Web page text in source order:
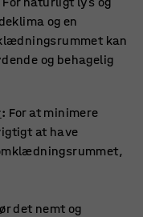
og en
kan
og behagelig
: For at minimere
at have
det nemt og